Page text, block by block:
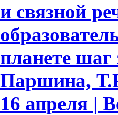
и связной
планете
Паршина,
16 апреля |